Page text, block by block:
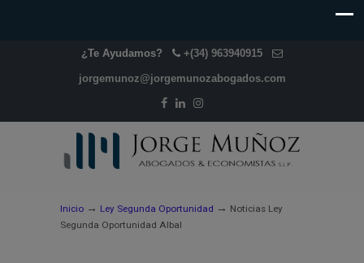
¿Te Ayudamos? +(34) 963940915
jorgemunoz@jorgemunozabogados.com
Inicio → Ley Segunda Oportunidad → Noticias Ley
Segunda Oportunidad Albal